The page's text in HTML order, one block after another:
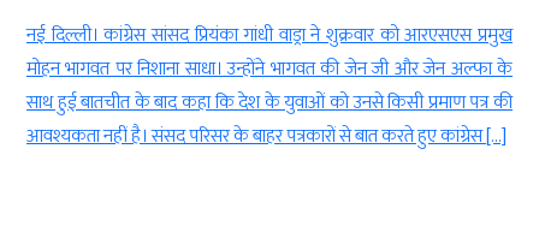
नई दिल्ली। कांग्रेस सांसद प्रियंका गांधी वाड्रा ने शुक्रवार को आरएसएस प्रमुख
मोहन भागवत पर निशाना साधा। उन्होंने भागवत की जेन जी और जेन अल्फा के
साथ हुई बातचीत के बाद कहा कि देश के युवाओं को उनसे किसी प्रमाण पत्र की
आवश्यकता नहीं है। संसद परिसर के बाहर पत्रकारों से बात करते हुए कांग्रेस […]